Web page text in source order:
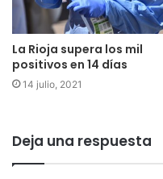
La Rioja supera los mil
positivos en 14 días
14 julio, 2021
Deja una respuesta